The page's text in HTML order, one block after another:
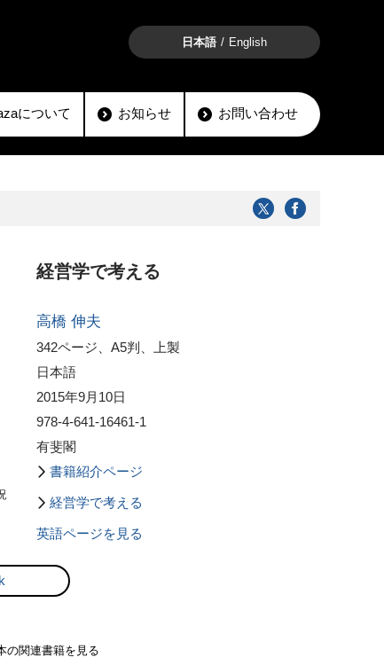
日本語 English
について お知らせ お問い合わせ
経営学で考える
高橋 伸夫
342ページ、A5判、上製
日本語
2015年9月10日
978-4-641-16461-1
有斐閣
書籍紹介ページ
経営学で考える
英語ページを見る
の関連書籍を見る